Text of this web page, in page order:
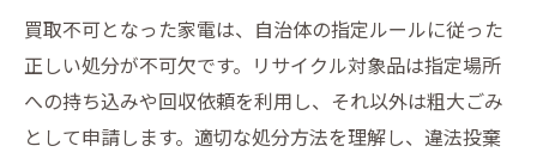
買取不可となった家電は、自治体の指定ルールに従った
正しい処分が不可欠です。リサイクル対象品は指定場所
への持ち込みや回収依頼を利用し、それ以外は粗大ごみ
として申請します。適切な処分方法を理解し、違法投棄